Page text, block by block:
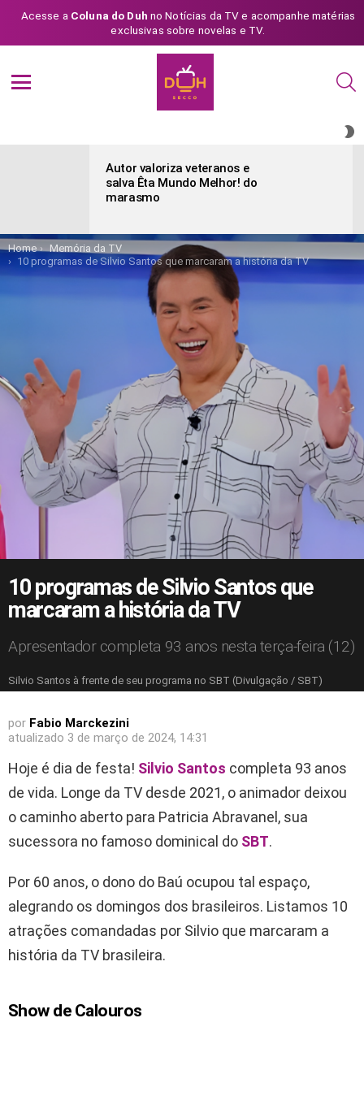
Acesse a Coluna do Duh no Notícias da TV e acompanhe matérias
exclusivas sobre novelas e TV.
Autor valoriza veteranos e
salva Êta Mundo Melhor! do
marasmo
You are here:
Home
Memória da TV
10 programas de Silvio Santos que marcaram a história da TV
10 programas de Silvio Santos que
marcaram a história da TV
Apresentador completa 93 anos nesta terça-feira (12)
Silvio Santos à frente de seu programa no SBT (Divulgação / SBT)
por Fabio Marckezini
atualizado 3 de março de 2024, 14:31
Hoje é dia de festa! Silvio Santos completa 93 anos
de vida. Longe da TV desde 2021, o animador deixou
o caminho aberto para Patricia Abravanel, sua
sucessora no famoso dominical do SBT.
Por 60 anos, o dono do Baú ocupou tal espaço,
alegrando os domingos dos brasileiros. Listamos 10
atrações comandadas por Silvio que marcaram a
história da TV brasileira.
Show de Calouros